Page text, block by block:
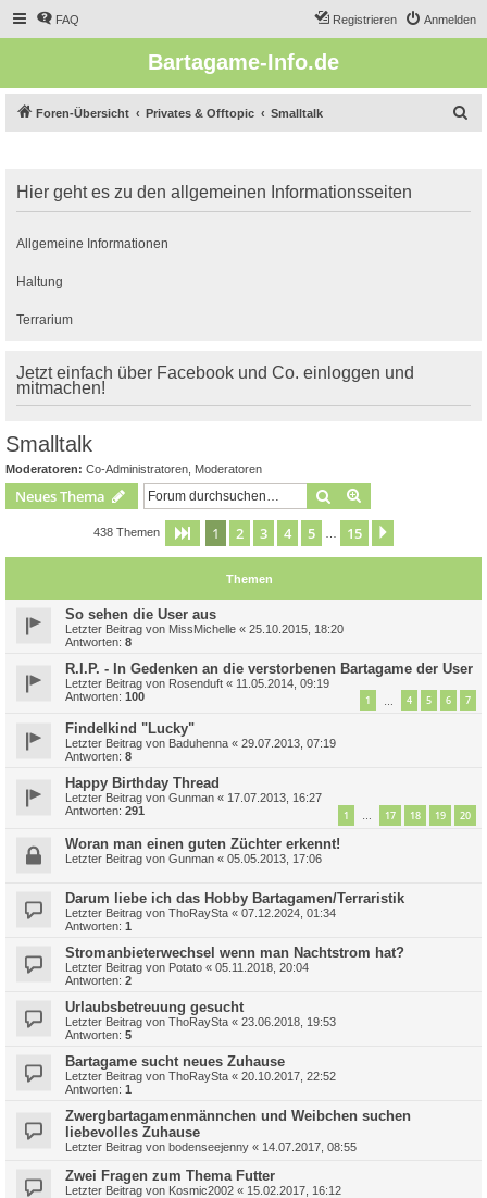
FAQ Anmelden
Registrieren
Bartagame-Info.de
Foren-Übersicht Privates & Offtopic Smalltalk
e
Hier geht es zu den allgemeinen Informationsseiten
Allgemeine Informationen
Haltung
Terrarium
Jetzt einfach über Facebook und Co. einloggen und
mitmachen!
Smalltalk
Moderatoren: Co-Administratoren Moderatoren
Neues Thema Suche
438 Themen Seite 1von 15
1 2 3 4 5 15
Themen
So sehen die User aus
Letzter Beitrag von MissMichelle « 25.10.2015, 18:20
Antworten: 8
R.I.P. - In Gedenken an die verstorbenen Bartagame der User
Letzter Beitrag von Rosenduft « 11.05.2014, 09:19
Antworten: 100 1 4 5 6 7
Findelkind "Lucky"
Letzter Beitrag von Baduhenna « 29.07.2013, 07:19
Antworten: 8
Happy Birthday Thread
Letzter Beitrag von Gunman « 17.07.2013, 16:27
Antworten: 291 1 … 17 18 19 20
Woran man einen guten Züchter erkennt!
Letzter Beitrag von Gunman « 05.05.2013, 17:06
Darum liebe ich das Hobby Bartagamen/Terraristik
Letzter Beitrag von ThoRaySta « 07.12.2024, 01:34
Antworten: 1
Stromanbieterwechsel wenn man Nachtstrom hat?
Letzter Beitrag von Potato « 05.11.2018, 20:04
Antworten: 2
Urlaubsbetreuung gesucht
Letzter Beitrag von ThoRaySta « 23.06.2018, 19:53
Antworten: 5
Bartagame sucht neues Zuhause
Letzter Beitrag von ThoRaySta « 20.10.2017, 22:52
Antworten: 1
Zwergbartagamenmännchen und Weibchen suchen
liebevolles Zuhause
Letzter Beitrag von bodenseejenny « 14.07.2017, 08:55
Zwei Fragen zum Thema Futter
Letzter Beitrag von Kosmic2002 « 15.02.2017, 16:12